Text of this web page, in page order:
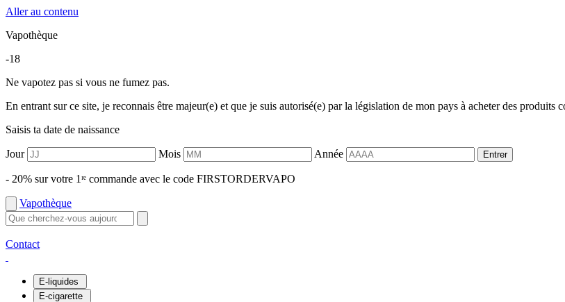
Aller au contenu
Vapothèque
-18
Ne vapotez pas si vous ne fumez pas.
En entrant sur ce site, je reconnais être majeur(e) et que je suis autorisé(e) par la législation de mon pays à acheter des produits
Saisis ta date de naissance
Jour Mois Année Entrer
- 20% sur votre 1ʳᵉ commande avec le code FIRSTORDERVAPO
Vapothèque
Contact
E-liquides
E-cigarette